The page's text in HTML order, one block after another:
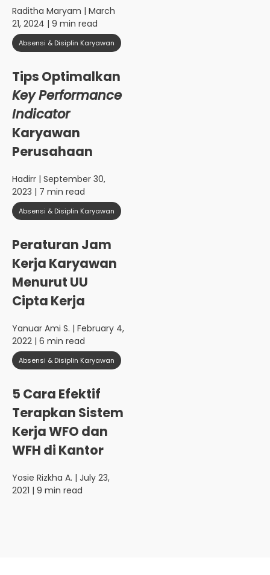
Raditha Maryam | March
21, 2024 | 9 min read
Absensi & Disiplin Karyawan
Tips Optimalkan
Key Performance
Indicator
Karyawan
Perusahaan
Hadirr | September 30,
2023 | 7 min read
Absensi & Disiplin Karyawan
Peraturan Jam
Kerja Karyawan
Menurut UU
Cipta Kerja
Yanuar Ami S. | February 4,
2022 | 6 min read
Absensi & Disiplin Karyawan
5 Cara Efektif
Terapkan Sistem
Kerja WFO dan
WFH di Kantor
Yosie Rizkha A. | July 23,
2021 | 9 min read